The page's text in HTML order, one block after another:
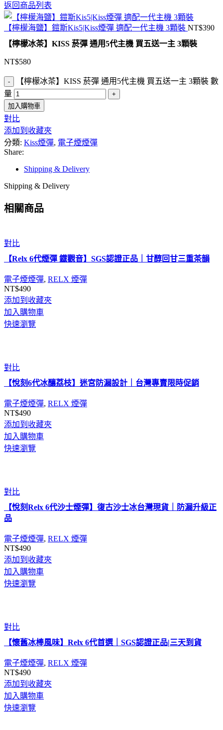
返回商品列表
【檸檬海鹽】鎧斯Kis5|Kiss煙彈 適配一代主機 3顆裝 NT$390
【檸檬冰茶】KISS 菸彈 通用5代主機 買五送一主 3顆裝
NT$580
【檸檬冰茶】KISS 菸彈 通用5代主機 買五送一主 3顆裝 數
量
加入購物車
對比
添加到收藏夾
分類: Kiss煙彈, 電子煙煙彈
Share:
Shipping & Delivery
Shipping & Delivery
相關商品
對比
【Relx 6代煙彈 鐡觀音】SGS認證正品｜甘醇回甘三重茶韻
電子煙煙彈, RELX 煙彈
NT$490
添加到收藏夾
加入購物車
快速瀏覽
對比
【悅刻6代冰釀荔枝】迷宮防漏設計｜台灣專賣限時促銷
電子煙煙彈, RELX 煙彈
NT$490
添加到收藏夾
加入購物車
快速瀏覽
對比
【悅刻Relx 6代沙士煙彈】復古沙士冰台灣現貨｜防漏升級正
品
電子煙煙彈, RELX 煙彈
NT$490
添加到收藏夾
加入購物車
快速瀏覽
對比
【懷舊冰棒風味】Relx 6代首選｜SGS認證正品|三天到貨
電子煙煙彈, RELX 煙彈
NT$490
添加到收藏夾
加入購物車
快速瀏覽